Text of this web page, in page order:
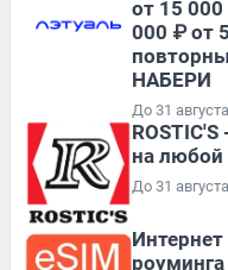
от 15
000 ₽ от
НАБЕРИ
До 31
на любой
До 31